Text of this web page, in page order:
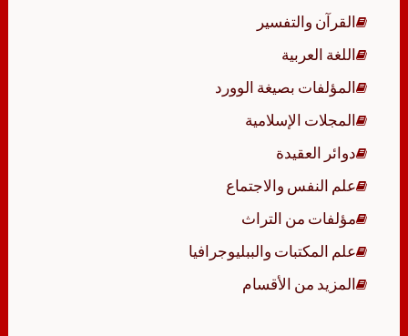
القرآن والتفسير
اللغة العربية
المؤلفات بصيغة الوورد
المجلات الإسلامية
دوائر العقيدة
علم النفس والاجتماع
مؤلفات من التراث
علم المكتبات والببليوجرافيا
المزيد من الأقسام